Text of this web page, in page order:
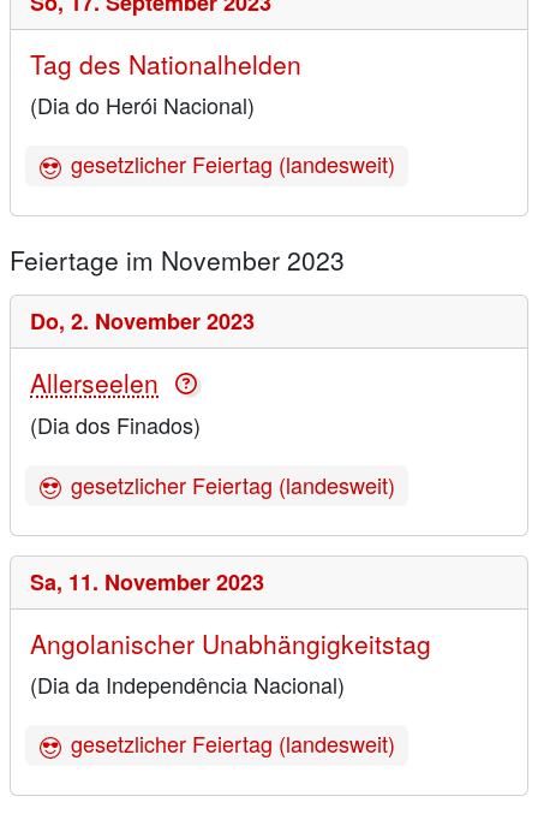
Tag des Nationalhelden
(Dia do Herói Nacional)
gesetzlicher Feiertag (landesweit)
Feiertage im November 2023
Do, 2. November 2023
Allerseelen
(Dia dos Finados)
gesetzlicher Feiertag (landesweit)
Sa, 11. November 2023
Angolanischer Unabhängigkeitstag
(Dia da Independência Nacional)
gesetzlicher Feiertag (landesweit)